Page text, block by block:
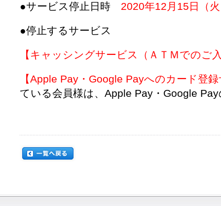
●サービス停止日時 2020年12月15日（
●停止するサービス
【キャッシングサービス（ＡＴＭでのご
【Apple Pay・Google Payへのカード登
ている会員様は、Apple Pay・Google